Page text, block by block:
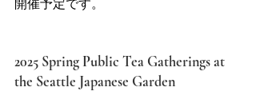
開催予定です。
2025 Spring Public Tea Gatherings at
the Seattle Japanese Garden